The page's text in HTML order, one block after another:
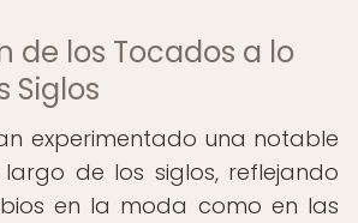
de los Tocados a lo
Siglos
experimentado una notable
de los siglos, reflejando
en la moda como en las